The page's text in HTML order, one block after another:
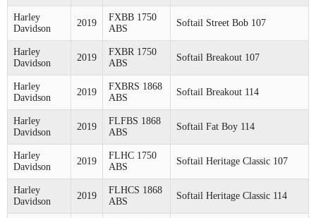
Harley
Davidson
2019
FXBB 1750
ABS
Softail Street Bob 107
Harley
Davidson
2019
FXBR 1750
ABS
Softail Breakout 107
Harley
Davidson
2019
FXBRS 1868
ABS
Softail Breakout 114
Harley
Davidson
2019
FLFBS 1868
ABS
Softail Fat Boy 114
Harley
Davidson
2019
FLHC 1750
ABS
Softail Heritage Classic 107
Harley
Davidson
2019
FLHCS 1868
ABS
Softail Heritage Classic 114